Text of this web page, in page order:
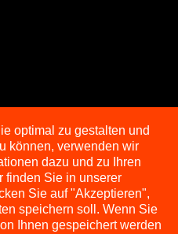
optimal zu gestalten und
können, verwenden wir
dazu und zu Ihren
finden Sie in unserer
Sie auf "Akzeptieren",
speichern soll. Wenn Sie
Ihnen gespeichert werden